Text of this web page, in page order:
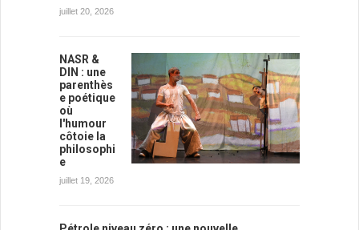
juillet 20, 2026
NASR &
DIN : une
parenthès
e poétique
où
l'humour
côtoie la
philosophi
e
juillet 19, 2026